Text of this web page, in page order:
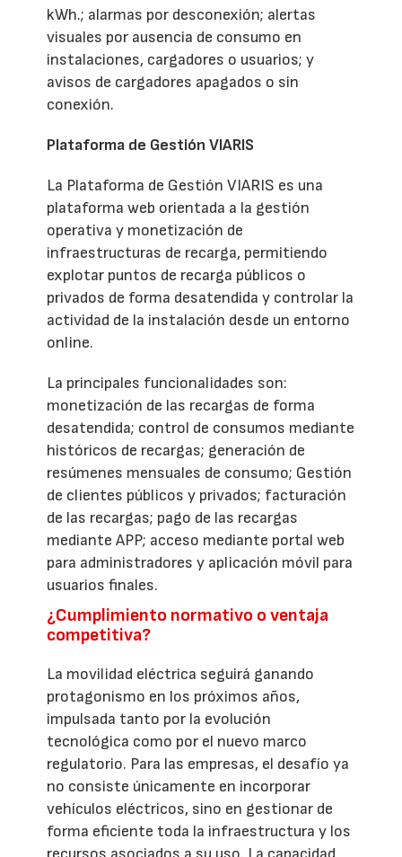
kWh.; alarmas por desconexión; alertas
visuales por ausencia de consumo en
instalaciones, cargadores o usuarios; y
avisos de cargadores apagados o sin
conexión.
Plataforma de Gestión VIARIS
La Plataforma de Gestión VIARIS es una
plataforma web orientada a la gestión
operativa y monetización de
infraestructuras de recarga, permitiendo
explotar puntos de recarga públicos o
privados de forma desatendida y controlar la
actividad de la instalación desde un entorno
online.
La principales funcionalidades son:
monetización de las recargas de forma
desatendida; control de consumos mediante
históricos de recargas; generación de
resúmenes mensuales de consumo; Gestión
de clientes públicos y privados; facturación
de las recargas; pago de las recargas
mediante APP; acceso mediante portal web
para administradores y aplicación móvil para
usuarios finales.
¿Cumplimiento normativo o ventaja
competitiva?
La movilidad eléctrica seguirá ganando
protagonismo en los próximos años,
impulsada tanto por la evolución
tecnológica como por el nuevo marco
regulatorio. Para las empresas, el desafío ya
no consiste únicamente en incorporar
vehículos eléctricos, sino en gestionar de
forma eficiente toda la infraestructura y los